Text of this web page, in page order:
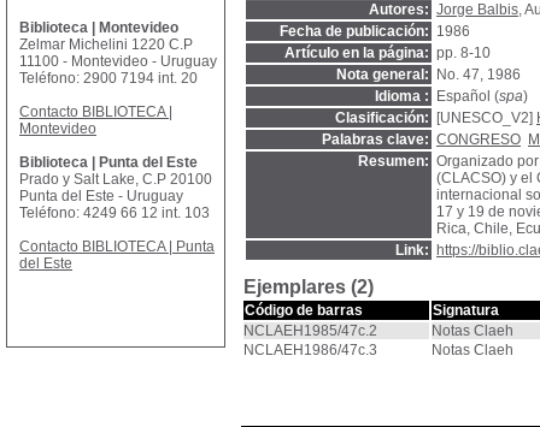
Autores: Jorge Balbis,
Fecha de publicación: 1986
Artículo en la página: pp. 8-10
Nota general:
No. 47, 1986
Idioma :
Español (spa)
Clasificación:
[UNESCO_V2]
Palabras clave: CONGRESO
Resumen: Organizado
(CLACSO) y el
internacional
17 y 19 de
Rica, Chile,
Link:
https://
Ejemplares (2)
Código de barras
Signatura
NCLAEH1985/47c.2
Notas Claeh
NCLAEH1986/47c.3
Notas Claeh
Biblioteca | Montevideo
Zelmar Michelini 1220 C.P
11100 - Montevideo - Uruguay
Teléfono: 2900 7194 int. 20
Contacto BIBLIOTECA |
Montevideo
Biblioteca | Punta del Este
Prado y Salt Lake, C.P 20100
Punta del Este - Uruguay
Teléfono: 4249 66 12 int. 103
Contacto BIBLIOTECA | Punta
del Este